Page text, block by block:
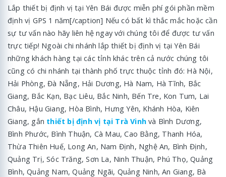
Lắp thiết bị định vị tại Yên Bái được miễn phí gói phần mềm
định vị GPS 1 năm[/caption] Nếu có bất kì thắc mắc hoặc cần
sự tư vấn nào hãy liên hệ ngay với chúng tôi để được tư vấn
trực tiếp! Ngoài chi nhánh lắp thiết bị định vị tại Yên Bái
những khách hàng tại các tỉnh khác trên cả nước chúng tôi
cũng có chi nhánh tại thành phố trực thuộc tỉnh đó: Hà Nội,
Hải Phòng, Đà Nẵng, Hải Dương, Hà Nam, Hà Tĩnh, Bắc
Giang, Bắc Kạn, Bạc Liêu, Bắc Ninh, Bến Tre, Kon Tum, Lai
Châu, Hậu Giang, Hòa Bình, Hưng Yên, Khánh Hòa, Kiên
Giang, gắn thiết bị định vị tại Trà Vinh và Bình Dương,
Bình Phước, Bình Thuận, Cà Mau, Cao Bằng, Thanh Hóa,
Thừa Thiên Huế, Long An, Nam Định, Nghệ An, Bình Định,
Quảng Trị, Sóc Trăng, Sơn La, Ninh Thuận, Phú Thọ, Quảng
Bình, Quảng Nam, Quảng Ngãi, Quảng Ninh, An Giang, Bà